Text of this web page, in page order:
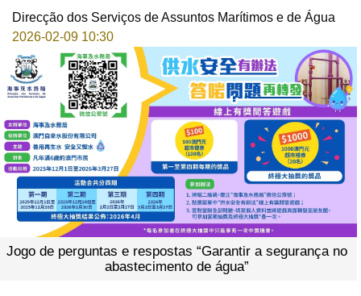
Direcção dos Serviços de Assuntos Marítimos e de Água
2026-02-09 10:30
Jogo de perguntas e respostas “Garantir a segurança no
abastecimento de água”